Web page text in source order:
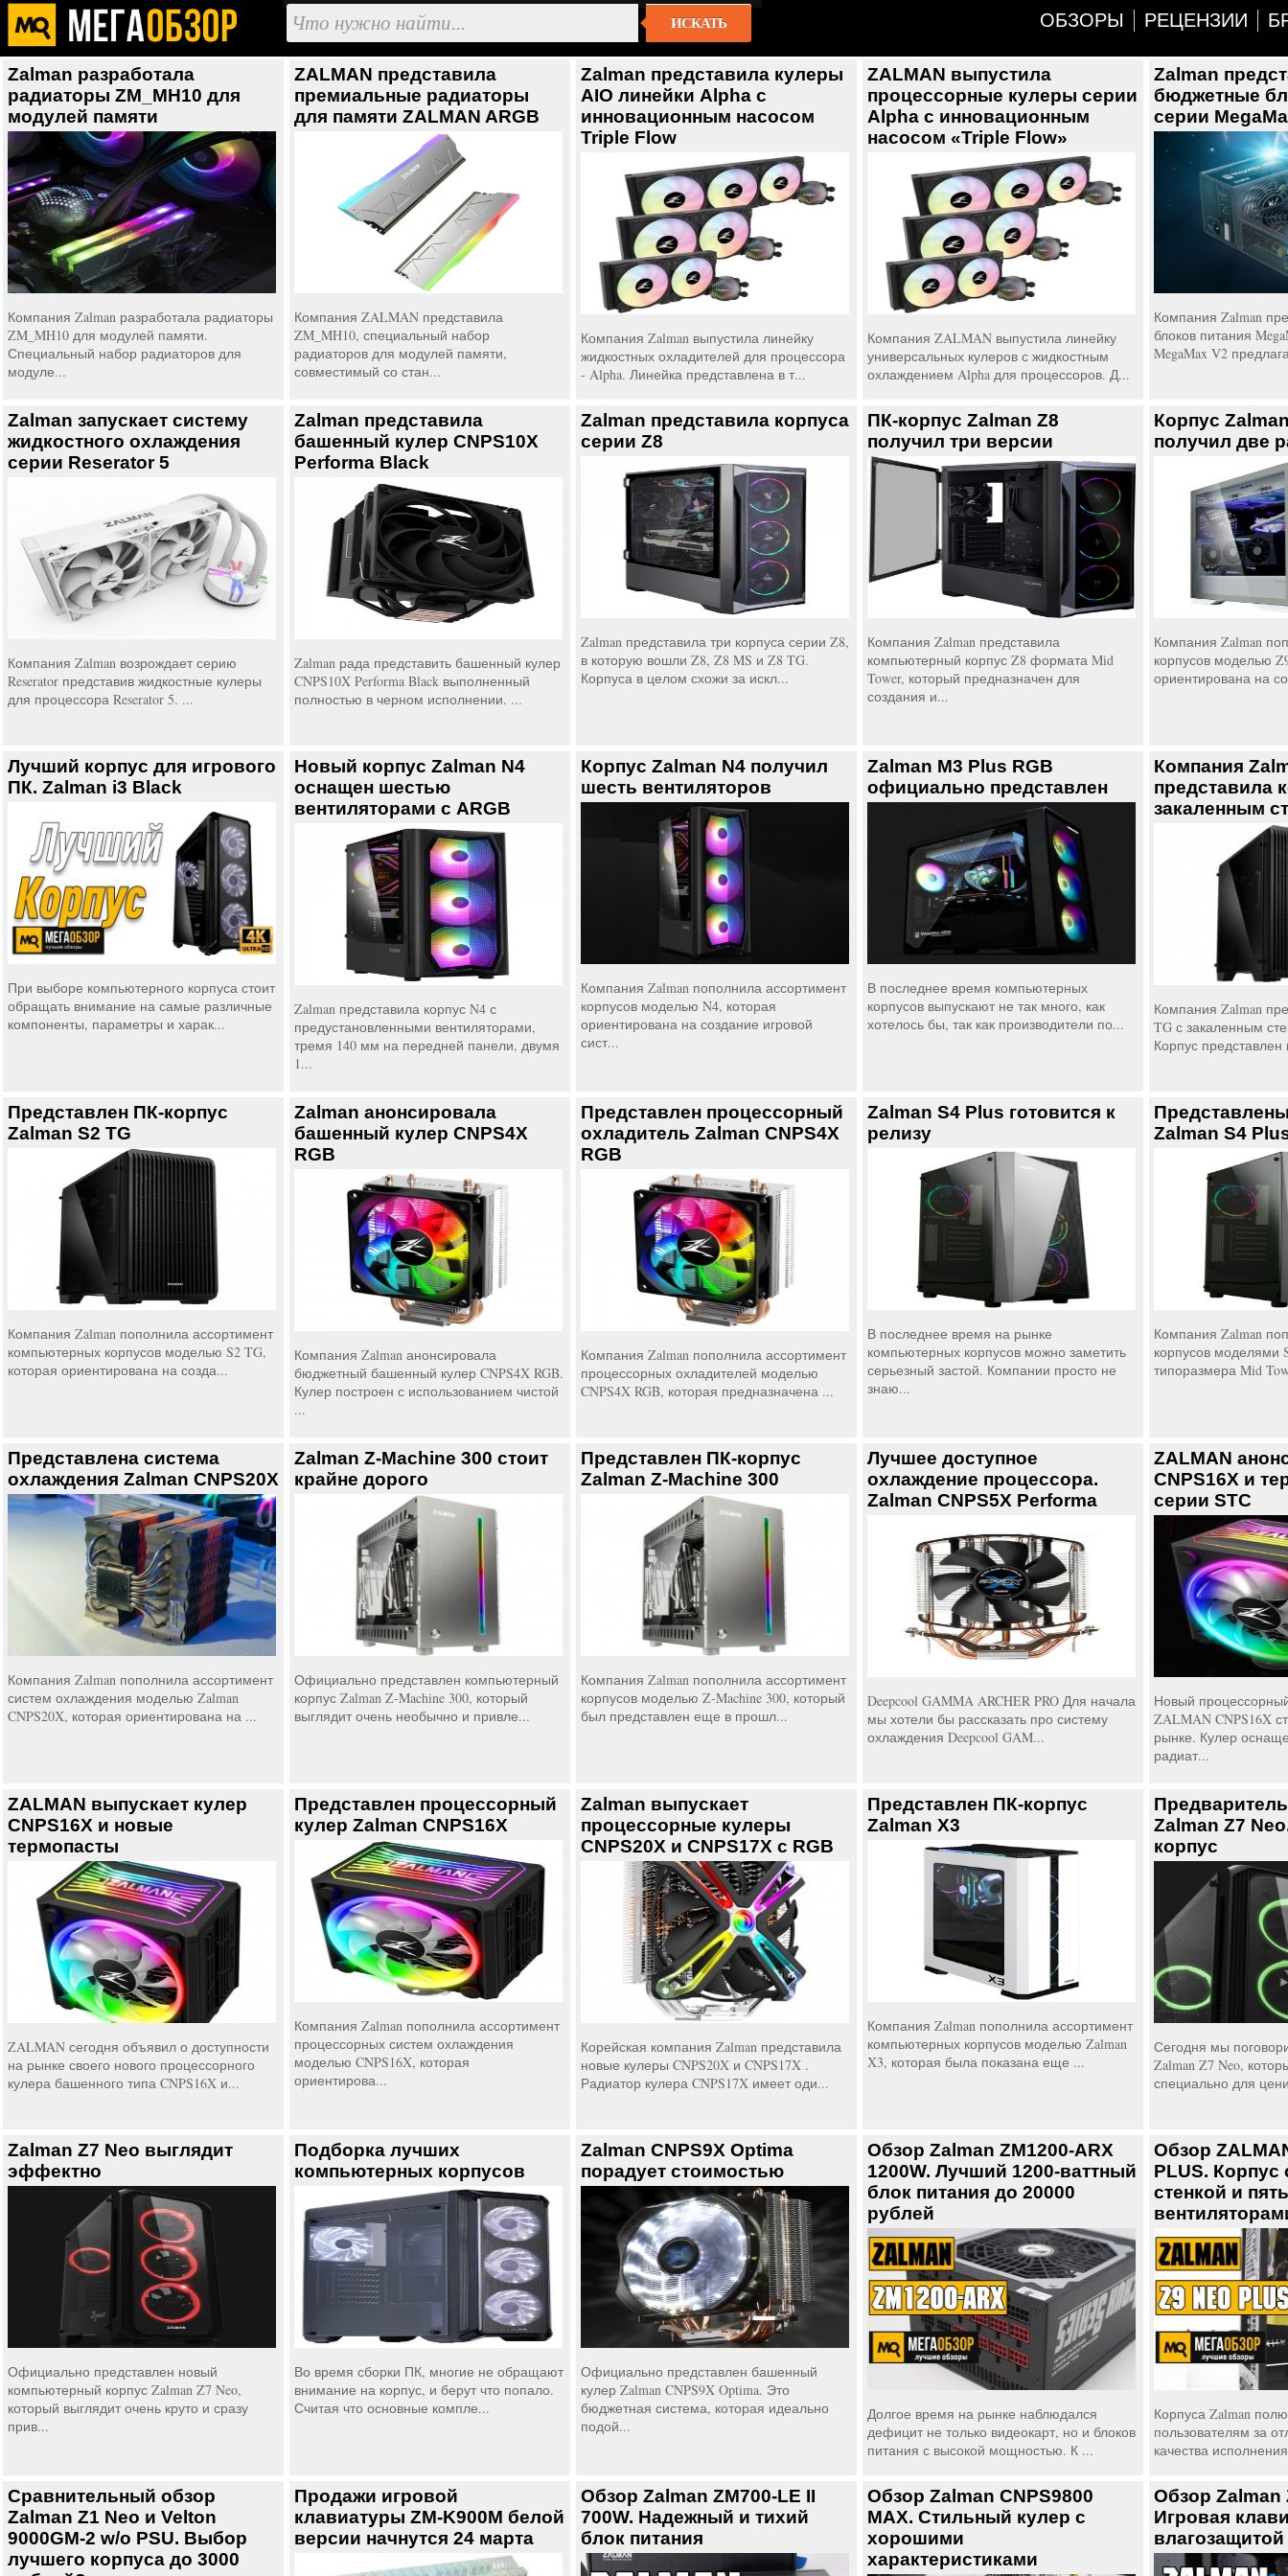
ИСКАТЬ ОБЗОРЫ РЕЦЕНЗИИ
Zalman разработала
радиаторы ZM_MH10 для
модулей памяти
Компания Zalman разработала радиаторы
ZM_MH10 для модулей памяти.
Специальный набор радиаторов для
модуле...
ZALMAN представила
премиальные радиаторы
для памяти ZALMAN ARGB
Компания ZALMAN представила
ZM_MH10, специальный набор
радиаторов для модулей памяти,
совместимый со стан...
Zalman представила кулеры
AIO линейки Alpha c
инновационным насосом
Triple Flow
Компания Zalman выпустила линейку
жидкостных охладителей для процессора
- Alpha. Линейка представлена в т...
ZALMAN выпустила
процессорные кулеры серии
Alpha с инновационным
насосом «Triple Flow»
Компания ZALMAN выпустила линейку
универсальных кулеров с жидкостным
охлаждением Alpha для процессоров. Д...
Zalman
бюджетные
серии
Компания Zalman
блоков питания
MegaMax V2
Zalman запускает систему
жидкостного охлаждения
серии Reserator 5
Компания Zalman возрождает серию
Reserator представив жидкостные кулеры
для процессора Reserator 5. ...
Zalman представила
башенный кулер CNPS10X
Performa Black
Zalman рада представить башенный кулер
CNPS10X Performa Black выполненный
полностью в черном исполнении. ...
Zalman представила корпуса
серии Z8
Zalman представила три корпуса серии Z8,
в которую вошли Z8, Z8 MS и Z8 TG.
Корпуса в целом схожи за искл...
ПК-корпус Zalman Z8
получил три версии
Компания Zalman представила
компьютерный корпус Z8 формата Mid
Tower, который предназначен для
создания и...
Корпус
получил две
Компания Zalman
корпусов моделью
ориентирована на
Лучший корпус для игрового
ПК. Zalman i3 Black
При выборе компьютерного корпуса стоит
обращать внимание на самые различные
компоненты, параметры и харак...
Новый корпус Zalman N4
оснащен шестью
вентиляторами с ARGB
Zalman представила корпус N4 с
предустановленными вентиляторами,
тремя 140 мм на передней панели, двумя
1...
Корпус Zalman N4 получил
шесть вентиляторов
Компания Zalman пополнила ассортимент
корпусов моделью N4, которая
ориентирована на создание игровой
сист...
Zalman M3 Plus RGB
официально представлен
В последнее время компьютерных
корпусов выпускают не так много, как
хотелось бы, так как производители по...
Компания
представила
закаленным
Компания Zalman
TG с закаленным
Корпус
Представлен ПК-корпус
Zalman S2 TG
Компания Zalman пополнила ассортимент
компьютерных корпусов моделью S2 TG,
которая ориентирована на созда...
Zalman анонсировала
башенный кулер CNPS4X
RGB
Компания Zalman анонсировала
бюджетный башенный кулер CNPS4X RGB.
Кулер построен с использованием чистой
...
Представлен процессорный
охладитель Zalman CNPS4X
RGB
Компания Zalman пополнила ассортимент
процессорных охладителей моделью
CNPS4X RGB, которая предназначена ...
Zalman S4 Plus готовится к
релизу
В последнее время на рынке
компьютерных корпусов можно заметить
серьезный застой. Компании просто не
знаю...
Zalman S4
Компания Zalman
корпусов моделями
типоразмера Mid
Представлена система
охлаждения Zalman CNPS20X
Компания Zalman пополнила ассортимент
систем охлаждения моделью Zalman
CNPS20X, которая ориентирована на ...
Zalman Z-Machine 300 стоит
крайне дорого
Официально представлен компьютерный
корпус Zalman Z-Machine 300, который
выглядит очень необычно и привле...
Представлен ПК-корпус
Zalman Z-Machine 300
Компания Zalman пополнила ассортимент
корпусов моделью Z-Machine 300, который
был представлен еще в прошл...
Лучшее доступное
охлаждение процессора.
Zalman CNPS5X Performa
Deepcool GAMMA ARCHER PRO Для начала
мы хотели бы рассказать про систему
охлаждения Deepcool GAM...
ZALMAN
CNPS16X и
серии STC
Новый
ZALMAN CNPS16X
рынке. Кулер
радиат...
ZALMAN выпускает кулер
CNPS16X и новые
термопасты
ZALMAN сегодня объявил о доступности
на рынке своего нового процессорного
кулера башенного типа CNPS16X и...
Представлен процессорный
кулер Zalman CNPS16X
Компания Zalman пополнила ассортимент
процессорных систем охлаждения
моделью CNPS16X, которая
ориентирова...
Zalman выпускает
процессорные кулеры
CNPS20X и CNPS17X с RGB
Корейская компания Zalman представила
новые кулеры CNPS20X и CNPS17X .
Радиатор кулера CNPS17X имеет оди...
Представлен ПК-корпус
Zalman X3
Компания Zalman пополнила ассортимент
компьютерных корпусов моделью Zalman
X3, которая была показана еще ...
Zalman Z7
корпус
Сегодня мы
Zalman Z7 Neo,
специально для
Zalman Z7 Neo выглядит
эффектно
Официально представлен новый
компьютерный корпус Zalman Z7 Neo,
который выглядит очень круто и сразу
прив...
Подборка лучших
компьютерных корпусов
Во время сборки ПК, многие не обращают
внимание на корпус, и берут что попало.
Считая что основные компле...
Zalman CNPS9X Optima
порадует стоимостью
Официально представлен башенный
кулер Zalman CNPS9X Optima. Это
бюджетная система, которая идеально
подой...
Обзор Zalman ZM1200-ARX
1200W. Лучший 1200-ваттный
блок питания до 20000
рублей
Долгое время на рынке наблюдался
дефицит не только видеокарт, но и блоков
питания с высокой мощностью. К ...
Обзор
PLUS. Корпус
стенкой и
Корпуса Zalman
пользователям за
качества
Сравнительный обзор
Zalman Z1 Neo и Velton
9000GM-2 w/o PSU. Выбор
лучшего корпуса до 3000
Продажи игровой
клавиатуры ZM-K900M белой
версии начнутся 24 марта
Обзор Zalman ZM700-LE II
700W. Надежный и тихий
блок питания
Обзор Zalman CNPS9800
MAX. Стильный кулер с
хорошими
характеристиками
Обзор Zalman
Игровая
влагозащитой